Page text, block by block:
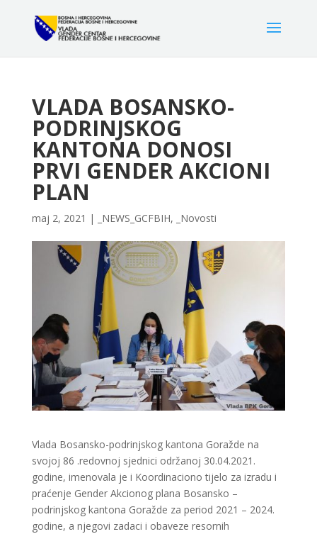
VLADA BOSANSKO-
PODRINJSKOG
KANTONA DONOSI
PRVI GENDER AKCIONI
PLAN
maj 2, 2021 | _NEWS_GCFBIH, _Novosti
Vlada Bosansko-podrinjskog kantona Goražde na
svojoj 86 .redovnoj sjednici održanoj 30.04.2021.
godine, imenovala je i Koordinaciono tijelo za izradu i
praćenje Gender Akcionog plana Bosansko –
podrinjskog kantona Goražde za period 2021 – 2024.
godine, a njegovi zadaci i obaveze resornih